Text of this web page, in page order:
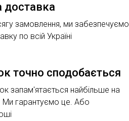
доставка
замовлення, ми забезпечуємо
по всій Україні
точно сподобається
запам'ятається найбільше на
Ми гарантуємо це. Або